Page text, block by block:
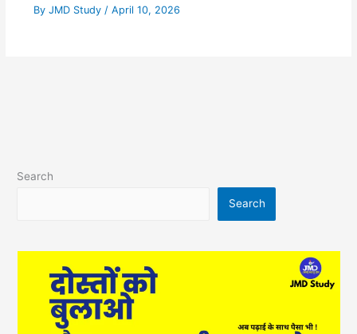
By JMD Study / April 10, 2026
Search
Search